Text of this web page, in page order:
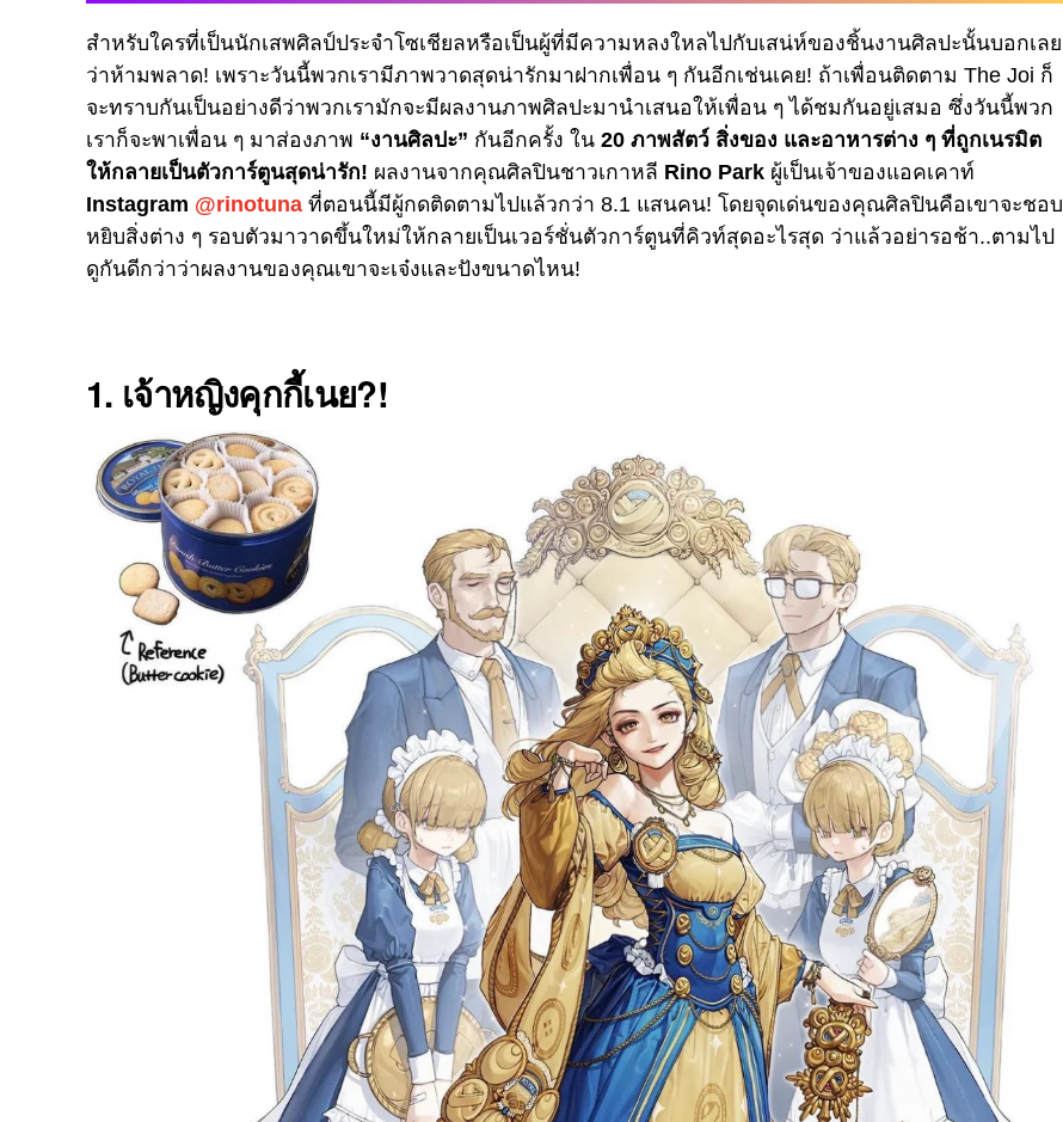
สำหรับใครที่เป็นนักเสพศิลป์ประจำโซเชียลหรือเป็นผู้ที่มีความหลงใหลไปกับเสน่ห์ของชิ้นงานศิลปะนั้นบอกเลย
ว่าห้ามพลาด! เพราะวันนี้พวกเรามีภาพวาดสุดน่ารักมาฝากเพื่อน ๆ กันอีกเช่นเคย! ถ้าเพื่อนติดตาม The Joi ก็
จะทราบกันเป็นอย่างดีว่าพวกเรามักจะมีผลงานภาพศิลปะมานำเสนอให้เพื่อน ๆ ได้ชมกันอยู่เสมอ ซึ่งวันนี้พวก
เราก็จะพาเพื่อน ๆ มาส่องภาพ “งานศิลปะ” กันอีกครั้ง ใน 20 ภาพสัตว์ สิ่งของ และอาหารต่าง ๆ ที่ถูกเนรมิต
ให้กลายเป็นตัวการ์ตูนสุดน่ารัก! ผลงานจากคุณศิลปินชาวเกาหลี Rino Park ผู้เป็นเจ้าของแอคเคาท์
Instagram @rinotuna ที่ตอนนี้มีผู้กดติดตามไปแล้วกว่า 8.1 แสนคน! โดยจุดเด่นของคุณศิลปินคือเขาจะชอบ
หยิบสิ่งต่าง ๆ รอบตัวมาวาดขึ้นใหม่ให้กลายเป็นเวอร์ชั่นตัวการ์ตูนที่คิวท์สุดอะไรสุด ว่าแล้วอย่ารอช้า..ตามไป
ดูกันดีกว่าว่าผลงานของคุณเขาจะเจ๋งและปังขนาดไหน!
1. เจ้าหญิงคุกกี้เนย?!